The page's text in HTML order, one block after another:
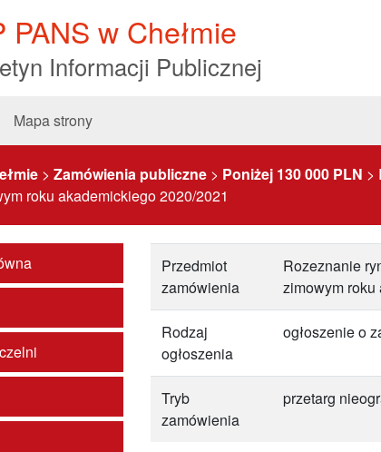
PANS w Chełmie
Informacji Publicznej
Mapa strony
> Zamówienia publiczne > Poniżej 130 000 PLN >
roku akademickiego 2020/2021
Przedmiot
zamówienia
Rozeznanie
zimowym roku
Rodzaj
ogłoszenia
ogłoszenie o
Tryb
zamówienia
przetarg